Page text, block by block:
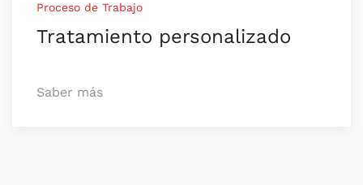
Proceso de Trabajo
Tratamiento personalizado
Saber más